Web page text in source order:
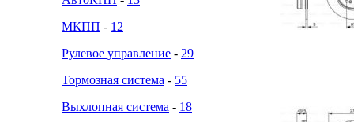
МКПП - 12
Рулевое управление - 29
Тормозная система - 55
Выхлопная система - 18